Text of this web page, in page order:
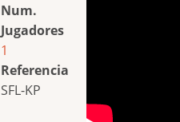
Num.
Jugadores
1
Referencia
SFL-KP